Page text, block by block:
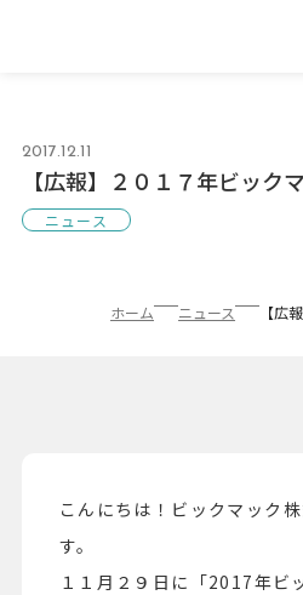
2017.12.11
【広報】２０１７年ビック
ニュース
ホーム ニュース 【広
こんにちは！ビックマック
す。
１１月２９日に「2017年ビ